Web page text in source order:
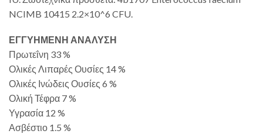
NCIMB 10415 2.2×10^6 CFU.
ΕΓΓΥΗΜΕΝΗ ΑΝΑΛΥΣΗ
Πρωτεΐνη 33 %
Ολικές Λιπαρές Ουσίες 14 %
Ολικές Ινώδεις Ουσίες 6 %
Ολική Τέφρα 7 %
Υγρασία 12 %
Ασβέστιο 1.5 %